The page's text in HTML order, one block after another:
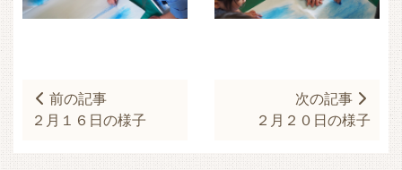
前の記事
２月１６日の様子
次の記事
２月２０日の様子